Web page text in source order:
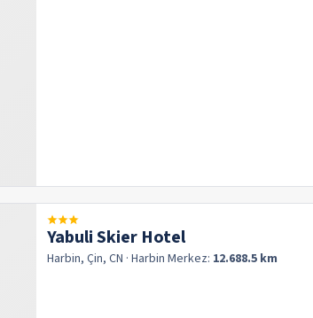
Yabuli Skier Hotel
Harbin, Çin, CN · Harbin Merkez: 12.688.5 km